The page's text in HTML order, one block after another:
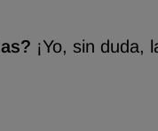
¡Yo, sin duda,